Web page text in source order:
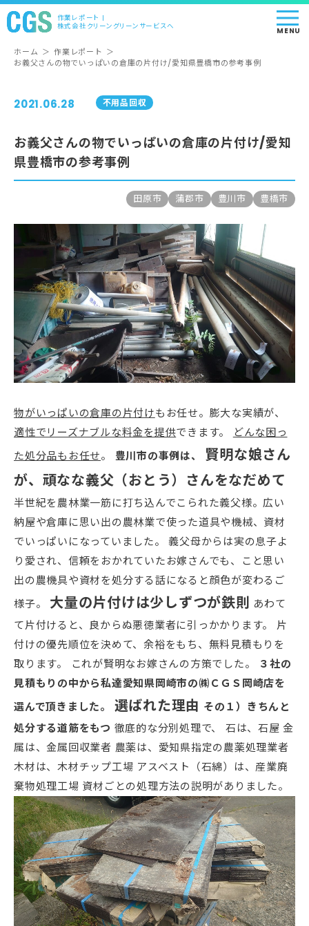
作業レポート |
株式会社クリーングリーンサービスへ
MENU
ホーム ＞ 作業レポート ＞
お義父さんの物でいっぱいの倉庫の片付け/愛知県豊橋市の参考事例
2021.06.28 不用品回収
お義父さんの物でいっぱいの倉庫の片付け/愛知
県豊橋市の参考事例
田原市 蒲郡市 豊川市 豊橋市
物がいっぱいの倉庫の片付けもお任せ。膨大な実績が、
適性でリーズナブルな料金を提供できます。
どんな困っ
た処分品もお任せ。 豊川市の事例は、
賢明な娘さん
が、頑なな義父（おとう）さんをなだめて
半世紀を農林業一筋に打ち込んでこられた義父様。広い
納屋や倉庫に思い出の農林業で使った道具や機械、資材
でいっぱいになっていました。 義父母からは実の息子よ
り愛され、信頼をおかれていたお嫁さんでも、こと思い
出の農機具や資材を処分する話になると顔色が変わるご
様子。 大量の片付けは少しずつが鉄則 あわて
て片付けると、良からぬ悪徳業者に引っかかります。 片
付けの優先順位を決めて、余裕をもち、無料見積もりを
取ります。 これが賢明なお嫁さんの方策でした。
３社の
見積もりの中から私達愛知県岡崎市の㈱ＣＧＳ岡崎店を
選んで頂きました。
選ばれた理由 その１）きちんと
処分する道筋をもつ 徹底的な分別処理で、 石は、石屋 金
属は、金属回収業者 農薬は、愛知県指定の農薬処理業者
木材は、木材チップ工場 アスベスト（石綿）は、産業廃
棄物処理工場 資材ごとの処理方法の説明がありました。